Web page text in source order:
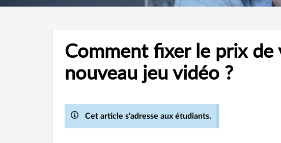
Comment fixer le prix de
nouveau jeu vidéo ?
Cet article s'adresse aux étudiants.